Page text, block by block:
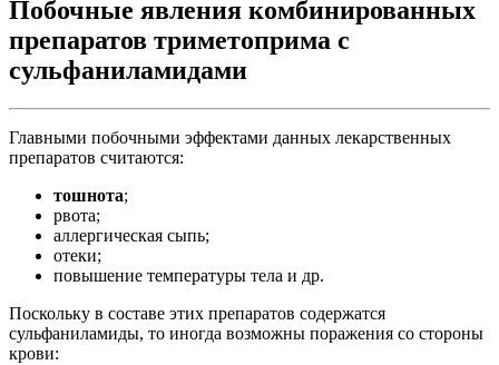
Побочные явления комбинированных
препаратов триметоприма с
сульфаниламидами
Главными побочными эффектами данных лекарственных
препаратов считаются:
тошнота;
рвота;
аллергическая сыпь;
отеки;
повышение температуры тела и др.
Поскольку в составе этих препаратов содержатся
сульфаниламиды, то иногда возможны поражения со стороны
крови: